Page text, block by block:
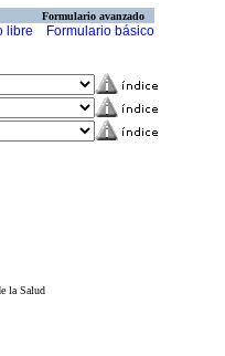
Formulario avanzado
libre Formulario básico
la Salud